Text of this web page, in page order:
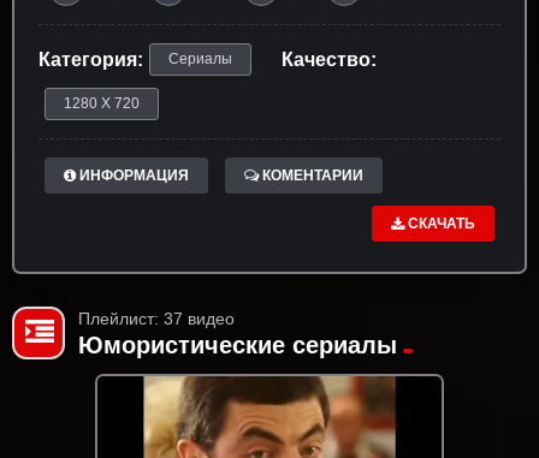
Категория: Сериалы Качество:
1280 X 720
ИНФОРМАЦИЯ КОМЕНТАРИИ
СКАЧАТЬ
Плейлист: 37 видео
Юмористические сериалы